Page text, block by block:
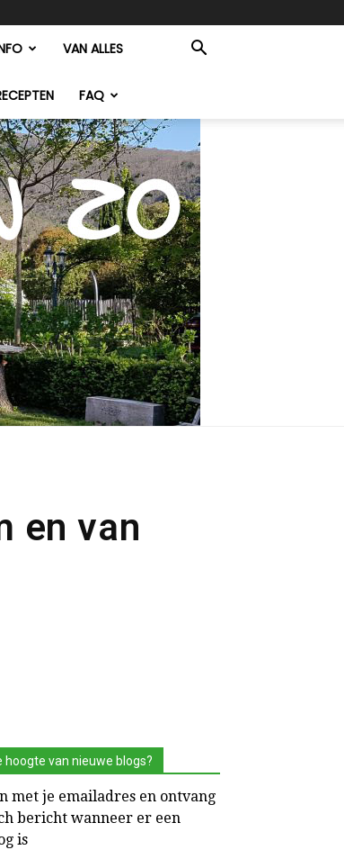
VAN ALLES
FAQ
en van
hoogte van nieuwe blogs?
met je emailadres en ontvang
bericht wanneer er een
is